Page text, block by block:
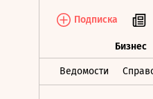
Подписка
Бизнес
Ведомости